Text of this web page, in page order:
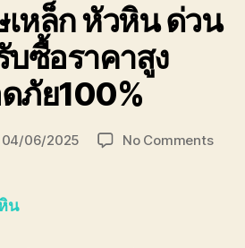
โทร
0888000456
หล็ก หัวหิน ด่วน
บซื้อราคาสูง
ภัย100%
04/06/2025 No Commentson
น